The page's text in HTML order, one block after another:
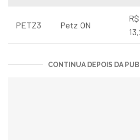
PETZ3 Petz ON
R$
CONTINUA DEPOIS DA